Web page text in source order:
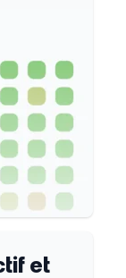
et